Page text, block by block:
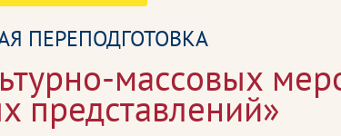
ПЕРЕПОДГОТОВКА
массовых
представлений»